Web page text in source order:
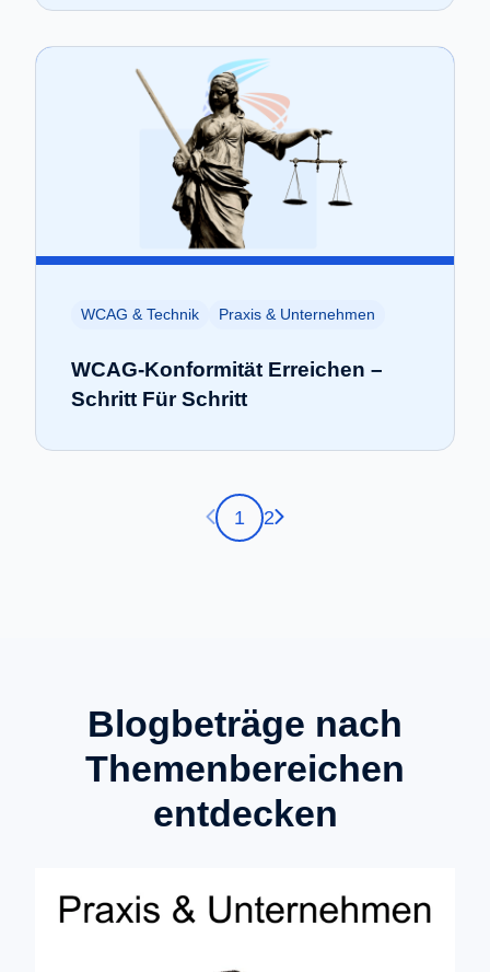
WCAG & Technik Praxis & Unternehmen
WCAG-Konformität Erreichen –
Schritt Für Schritt
Vorherige Seite
1 2 Nächste Seite
Blogbeträge nach
Themenbereichen
entdecken